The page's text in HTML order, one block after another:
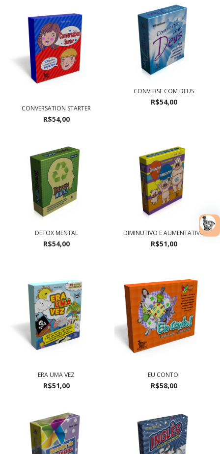
CONVERSATION STARTER
R$54,00
CONVERSE COM DEUS
R$54,00
DETOX MENTAL
R$54,00
DIMINUTIVO E AUMENTATIVO
R$51,00
ERA UMA VEZ
R$51,00
EU CONTO!
R$58,00